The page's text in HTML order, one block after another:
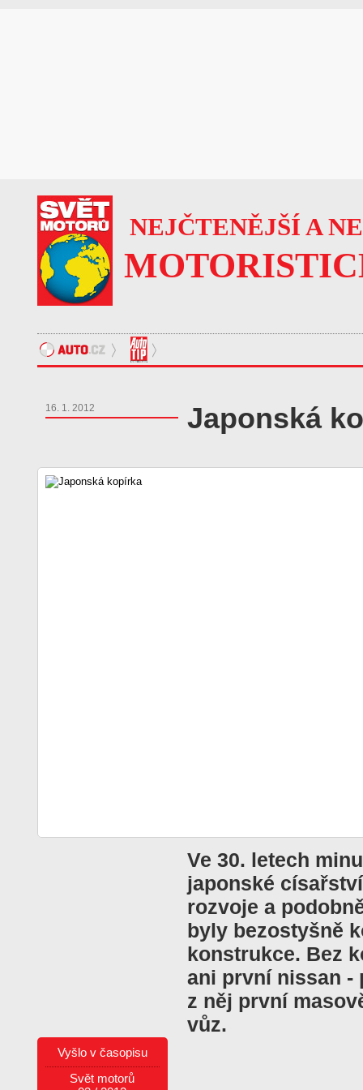
NEJČTENĚJŠÍ A
16. 1. 2012 Japonská
Ve 30. letech
japonské
rozvoje a
byly bezostyšně
konstrukce. Bez
ani první nissan -
z něj první
vůz.
Vyšlo v časopisu
Svět motorů